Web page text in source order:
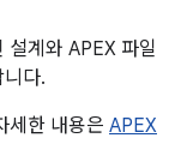
설계와 APEX 파일
다.
세한 내용은 APEX